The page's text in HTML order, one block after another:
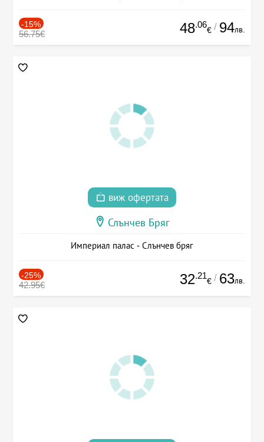
-15%
56.75€ 48.06
€ / 94лв.
виж офертата
Слънчев Бряг
Империал палас - Слънчев бряг
-25%
42.95€ 32.21
€ / 63лв.